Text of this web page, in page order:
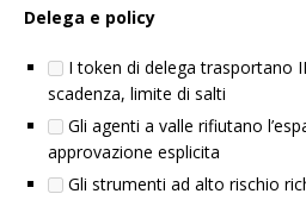
Delega e policy
I token di delega trasportano
scadenza, limite di salti
Gli agenti a valle rifiutano
approvazione esplicita
Gli strumenti ad alto rischio